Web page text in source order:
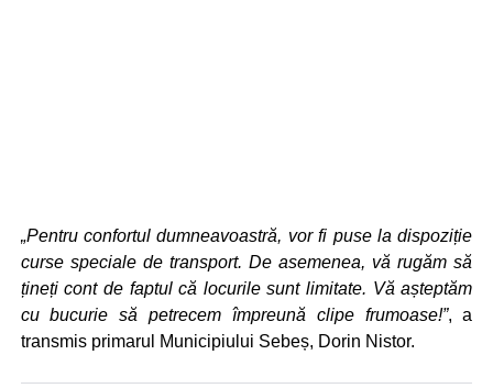
„Pentru confortul dumneavoastră, vor fi puse la dispoziție
curse speciale de transport. De asemenea, vă rugăm să
țineți cont de faptul că locurile sunt limitate. Vă așteptăm
cu bucurie să petrecem împreună clipe frumoase!”, a
transmis primarul Municipiului Sebeș, Dorin Nistor.